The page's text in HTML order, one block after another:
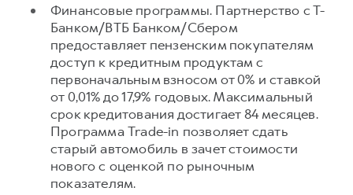
Финансовые программы. Партнерство с Т-
Банком/ВТБ Банком/Сбером
предоставляет пензенским покупателям
доступ к кредитным продуктам с
первоначальным взносом от 0% и ставкой
от 0,01% до 17,9% годовых. Максимальный
срок кредитования достигает 84 месяцев.
Программа Trade-in позволяет сдать
старый автомобиль в зачет стоимости
нового с оценкой по рыночным
показателям.